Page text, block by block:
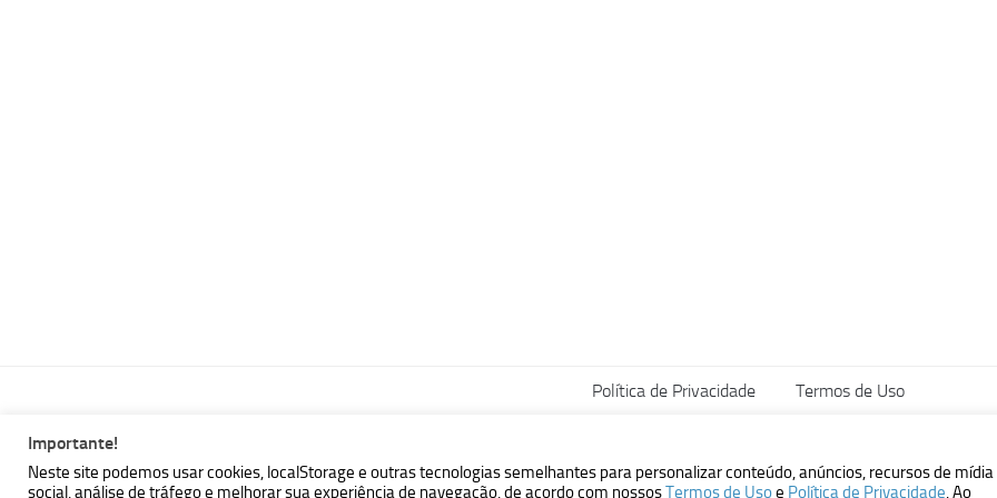
Política de Privacidade Termos de Uso
MBallem | Programando com Java © 2026. Todos Direitos Reservados.
Powered by - Designed with theHueman theme
Importante!
Neste site podemos usar cookies, localStorage e outras tecnologias semelhantes para personalizar conteúdo, anúncios, recursos de mídia
social, análise de tráfego e melhorar sua experiência de navegação, de acordo com nossosTermos de Usoe Política de Privacidade. Ao